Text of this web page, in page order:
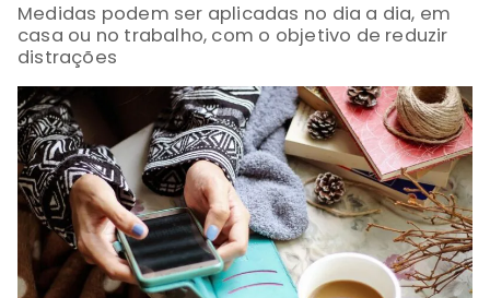
Medidas podem ser aplicadas no dia a dia, em
casa ou no trabalho, com o objetivo de reduzir
distrações